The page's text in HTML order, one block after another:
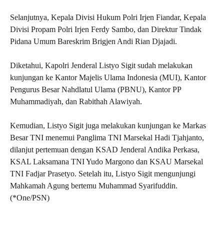
Selanjutnya, Kepala Divisi Hukum Polri Irjen Fiandar, Kepala
Divisi Propam Polri Irjen Ferdy Sambo, dan Direktur Tindak
Pidana Umum Bareskrim Brigjen Andi Rian Djajadi.
Diketahui, Kapolri Jenderal Listyo Sigit sudah melakukan
kunjungan ke Kantor Majelis Ulama Indonesia (MUI), Kantor
Pengurus Besar Nahdlatul Ulama (PBNU), Kantor PP
Muhammadiyah, dan Rabithah Alawiyah.
Kemudian, Listyo Sigit juga melakukan kunjungan ke Markas
Besar TNI menemui Panglima TNI Marsekal Hadi Tjahjanto,
dilanjut pertemuan dengan KSAD Jenderal Andika Perkasa,
KSAL Laksamana TNI Yudo Margono dan KSAU Marsekal
TNI Fadjar Prasetyo. Setelah itu, Listyo Sigit mengunjungi
Mahkamah Agung bertemu Muhammad Syarifuddin.
(*One/PSN)